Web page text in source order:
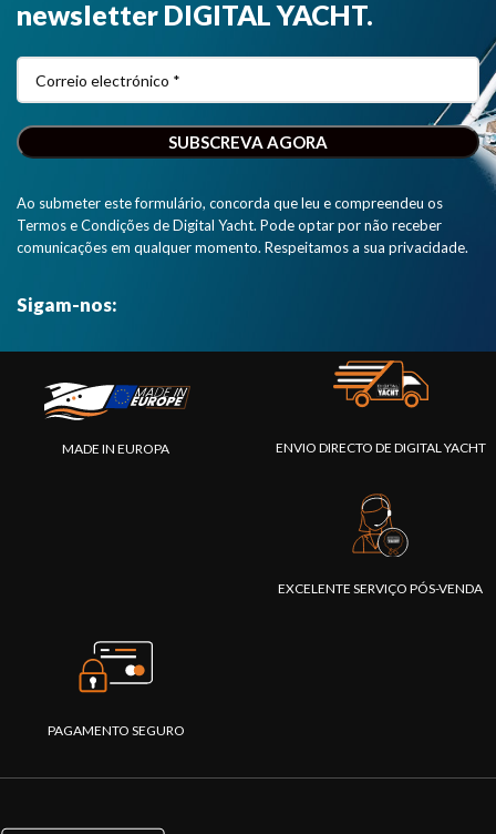
de
excepcionais.
interface
newsletter DIGITAL YACHT.
Ao submeter este formulário, concorda que leu e compreendeu os
Termos e Condições de Digital Yacht. Pode optar por não receber
comunicações em qualquer momento. Respeitamos a sua privacidade.
Sigam-nos:
MADE IN EUROPA ENVIO DIRECTO DE DIGITAL YACHT
EXCELENTE SERVIÇO PÓS-VENDA
PAGAMENTO SEGURO